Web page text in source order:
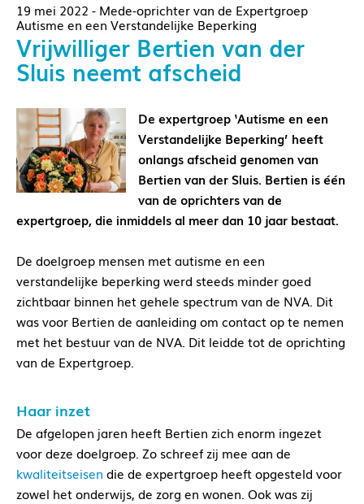
19 mei 2022 - Mede-oprichter van de Expertgroep
Autisme en een Verstandelijke Beperking
Vrijwilliger Bertien van der
Sluis neemt afscheid
De expertgroep ‘Autisme en een
Verstandelijke Beperking’ heeft
onlangs afscheid genomen van
Bertien van der Sluis. Bertien is één
van de oprichters van de
expertgroep, die inmiddels al meer dan 10 jaar bestaat.
De doelgroep mensen met autisme en een
verstandelijke beperking werd steeds minder goed
zichtbaar binnen het gehele spectrum van de NVA. Dit
was voor Bertien de aanleiding om contact op te nemen
met het bestuur van de NVA. Dit leidde tot de oprichting
van de Expertgroep.
Haar inzet
De afgelopen jaren heeft Bertien zich enorm ingezet
voor deze doelgroep. Zo schreef zij mee aan de
kwaliteitseisen die de expertgroep heeft opgesteld voor
zowel het onderwijs, de zorg en wonen. Ook was zij